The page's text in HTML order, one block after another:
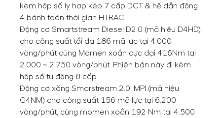
kèm hộp số ly hợp kép 7 cấp DCT & hệ dẫn động
4 bánh toàn thời gian HTRAC.
Động cơ Smartstream Diesel D2.0 (mã hiệu D4HD)
cho công suất tối đa 186 mã lực tại 4.000
vòng/phút cùng Momen xoắn cực đại 416Nm tại
2.000 ~ 2.750 vòng/phút. Phiên bản này đi kèm
hộp số tự động 8 cấp.
Động cơ xăng Smarstream 2.0l MPI (mã hiệu
G4NM) cho công suất 156 mã lực tại 6.200
vòng/phút, cùng momen xoắn 192 Nm tại 4.500